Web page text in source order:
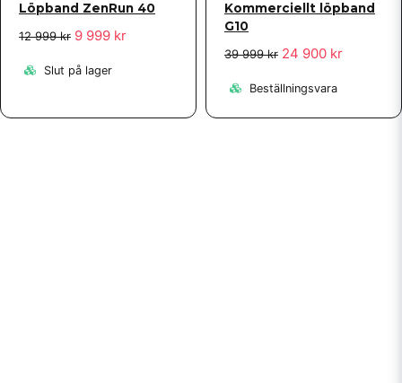
Löpband ZenRun 40
12 999 kr 9 999 kr
Slut på lager
Kommerciellt löpband
G10
39 999 kr 24 900 kr
Beställningsvara